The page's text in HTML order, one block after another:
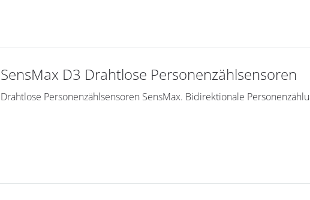
SensMax D3 Drahtlose Personenzählsensoren
Drahtlose Personenzählsensoren SensMax. Bidirektionale